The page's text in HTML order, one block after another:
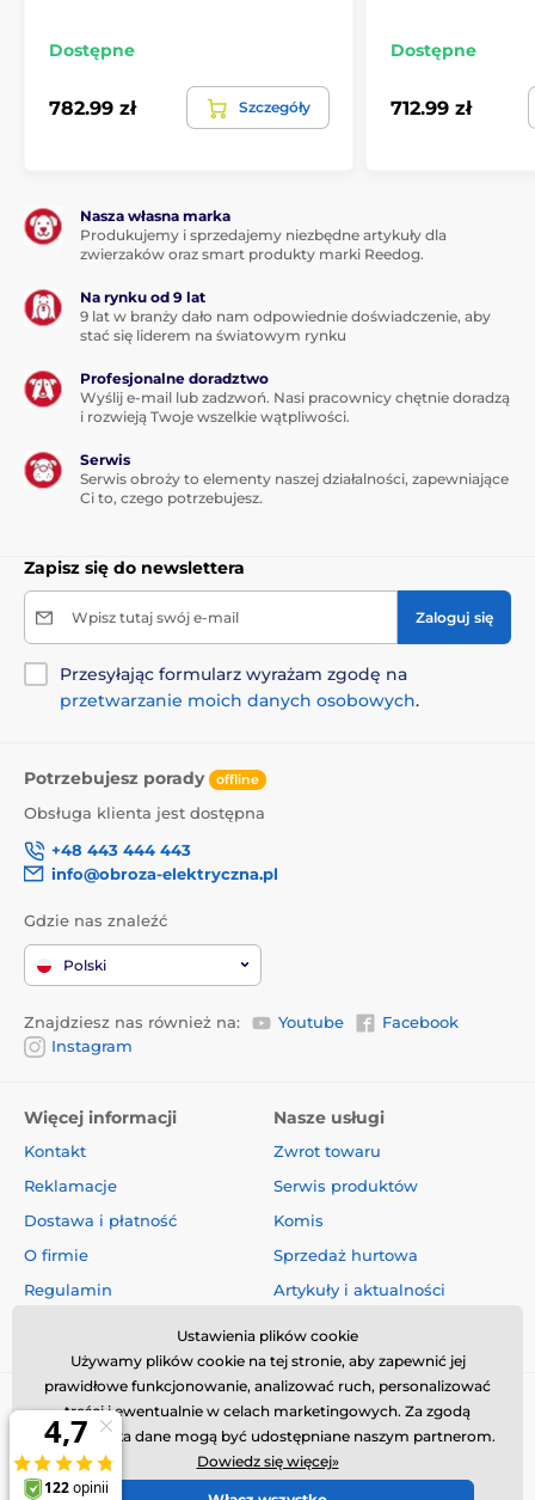
Dostępne
782.99 zł Szczegóły
Dostępne
712.99 zł
Nasza własna marka
Produkujemy i sprzedajemy niezbędne artykuły dla
zwierzaków oraz smart produkty marki Reedog.
Na rynku od 9 lat
9 lat w branży dało nam odpowiednie doświadczenie, aby
stać się liderem na światowym rynku
Profesjonalne doradztwo
Wyślij e-mail lub zadzwoń. Nasi pracownicy chętnie doradzą
i rozwieją Twoje wszelkie wątpliwości.
Serwis
Serwis obroży to elementy naszej działalności, zapewniające
Ci to, czego potrzebujesz.
Zapisz się do newslettera
Wpisz tutaj swój e-mail Zaloguj się
Przesyłając formularz wyrażam zgodę na
przetwarzanie moich danych osobowych.
Potrzebujesz porady offline
Obsługa klienta jest dostępna
+48 443 444 443
info@obroza-elektryczna.pl
Gdzie nas znaleźć
Polski
Znajdziesz nas również na: Youtube
Facebook
Instagram
Więcej informacji
Kontakt
Reklamacje
Dostawa i płatność
O firmie
Regulamin
Nasze usługi
Zwrot towaru
Serwis produktów
Komis
Sprzedaż hurtowa
Artykuły i aktualności
Ustawienia plików cookie
Używamy plików cookie na tej stronie, aby zapewnić jej
prawidłowe funkcjonowanie, analizować ruch, personalizować
treści i ewentualnie w celach marketingowych. Za zgodą
użytkownika dane mogą być udostępniane naszym partnerom.
Dowiedz się więcej»